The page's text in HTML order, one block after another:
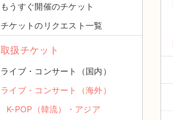
もうすぐ開催のチケット
チケットのリクエスト一覧
取扱チケット
ライブ・コンサート（国内）
ライブ・コンサート（海外）
K-POP（韓流）・アジア